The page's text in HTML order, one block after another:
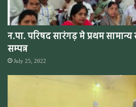
न.पा. परिषद सारंगढ़ मे प्रथम
सम्पन्न
July 25, 2022